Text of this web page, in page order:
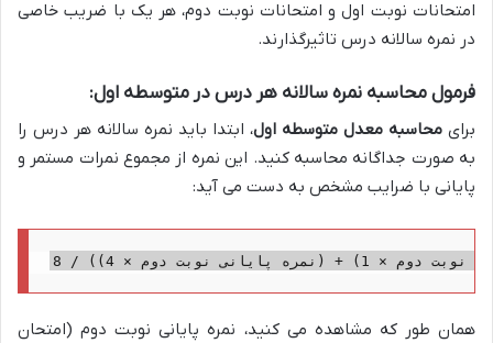
امتحانات نوبت اول و امتحانات نوبت دوم، هر یک با ضریب خاصی
در نمره سالانه درس تاثیرگذارند.
فرمول محاسبه نمره سالانه هر درس در متوسطه اول:
برای محاسبه معدل متوسطه اول، ابتدا باید نمره سالانه هر درس را
به صورت جداگانه محاسبه کنید. این نمره از مجموع نمرات مستمر و
پایانی با ضرایب مشخص به دست می آید:
همان طور که مشاهده می کنید، نمره پایانی نوبت دوم (امتحان